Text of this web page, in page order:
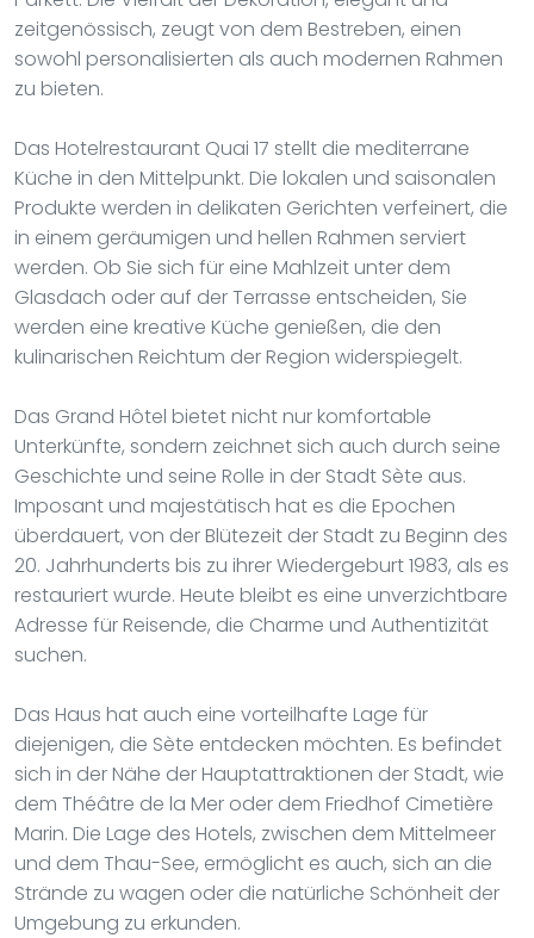
zeitgenössisch, zeugt von dem Bestreben, einen
sowohl personalisierten als auch modernen Rahmen
zu bieten.
Das Hotelrestaurant Quai 17 stellt die mediterrane
Küche in den Mittelpunkt. Die lokalen und saisonalen
Produkte werden in delikaten Gerichten verfeinert, die
in einem geräumigen und hellen Rahmen serviert
werden. Ob Sie sich für eine Mahlzeit unter dem
Glasdach oder auf der Terrasse entscheiden, Sie
werden eine kreative Küche genießen, die den
kulinarischen Reichtum der Region widerspiegelt.
Das Grand Hôtel bietet nicht nur komfortable
Unterkünfte, sondern zeichnet sich auch durch seine
Geschichte und seine Rolle in der Stadt Sète aus.
Imposant und majestätisch hat es die Epochen
überdauert, von der Blütezeit der Stadt zu Beginn des
20. Jahrhunderts bis zu ihrer Wiedergeburt 1983, als es
restauriert wurde. Heute bleibt es eine unverzichtbare
Adresse für Reisende, die Charme und Authentizität
suchen.
Das Haus hat auch eine vorteilhafte Lage für
diejenigen, die Sète entdecken möchten. Es befindet
sich in der Nähe der Hauptattraktionen der Stadt, wie
dem Théâtre de la Mer oder dem Friedhof Cimetière
Marin. Die Lage des Hotels, zwischen dem Mittelmeer
und dem Thau-See, ermöglicht es auch, sich an die
Strände zu wagen oder die natürliche Schönheit der
Umgebung zu erkunden.